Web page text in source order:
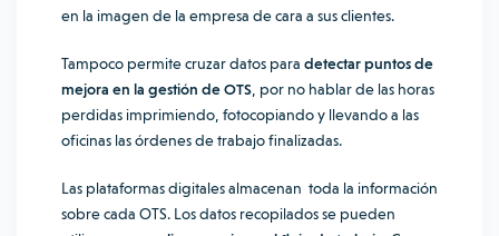
en la imagen de la empresa de cara a sus clientes.
Tampoco permite cruzar datos para detectar puntos de
mejora en la gestión de OTS , por no hablar de las horas
perdidas imprimiendo, fotocopiando y llevando a las
oficinas las órdenes de trabajo finalizadas.
Las plataformas digitales almacenan toda la información
sobre cada OTS. Los datos recopilados se pueden